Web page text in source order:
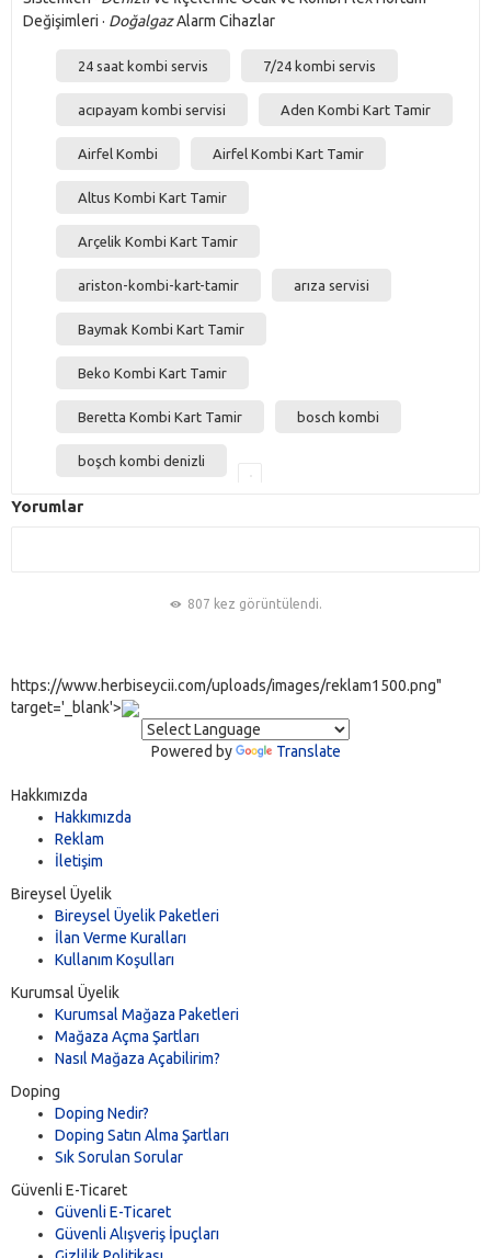
Değişimleri · DoğalgazAlarm Cihazlar
24 saat kombi servis 7/24 kombi servis
acıpayam kombi servisi Aden Kombi Kart Tamir
Airfel Kombi Airfel Kombi Kart Tamir
Altus Kombi Kart Tamir
Arçelik Kombi Kart Tamir
ariston-kombi-kart-tamir arıza servisi
Baymak Kombi Kart Tamir
Beko Kombi Kart Tamir
Beretta Kombi Kart Tamir bosch kombi
boşch kombi denizli
Bosch Kombi Servisi
Thermex Kombi Servisi
Yorumlar
807 kez görüntülendi.
https://www.herbiseycii.com/uploads/images/reklam1500.png"
target='_blank'>
Powered by Translate
Hakkımızda
Hakkımızda
Reklam
İletişim
Bireysel Üyelik
Bireysel Üyelik Paketleri
İlan Verme Kuralları
Kullanım Koşulları
Kurumsal Üyelik
Kurumsal Mağaza Paketleri
Mağaza Açma Şartları
Nasıl Mağaza Açabilirim?
Doping
Doping Nedir?
Doping Satın Alma Şartları
Sık Sorulan Sorular
Güvenli E-Ticaret
Güvenli E-Ticaret
Güvenli Alışveriş İpuçları